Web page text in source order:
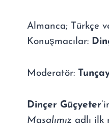
Almanca; Türkçe
Konuşmacılar:
Moderatör:
Dinçer Güçyeter
Masalımız adlı ilk